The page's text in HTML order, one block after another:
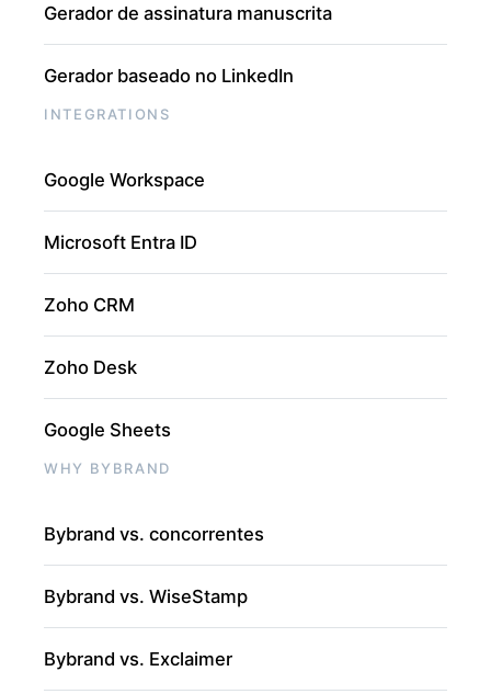
Gerador de assinatura manuscrita
Gerador baseado no LinkedIn
INTEGRATIONS
Google Workspace
Microsoft Entra ID
Zoho CRM
Zoho Desk
Google Sheets
WHY BYBRAND
Bybrand vs. concorrentes
Bybrand vs. WiseStamp
Bybrand vs. Exclaimer